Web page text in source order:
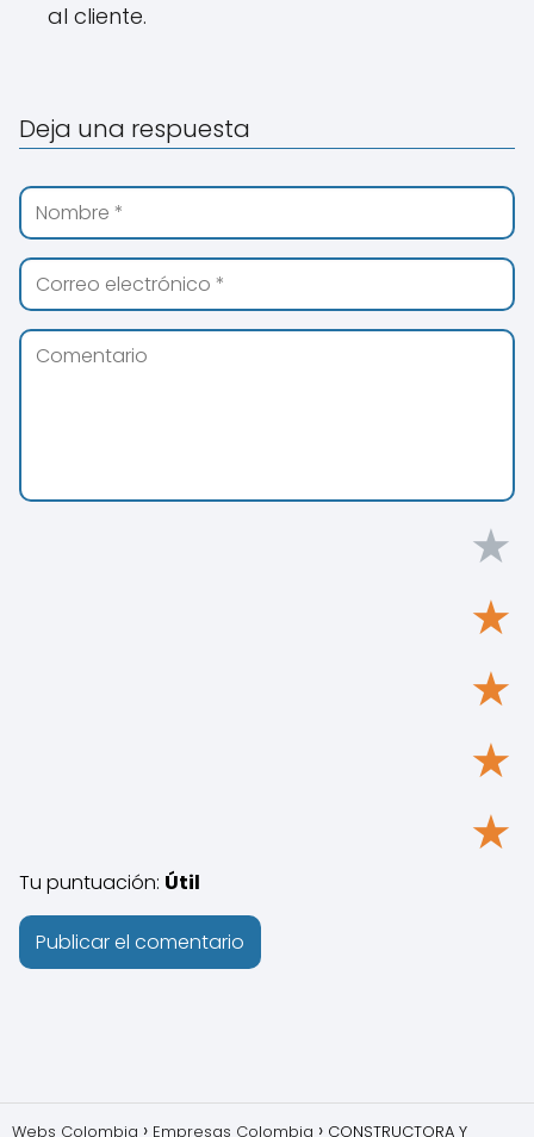
al cliente.
Deja una respuesta
★
★
★
★
★
Tu puntuación: Útil
Webs Colombia Empresas Colombia CONSTRUCTORA Y